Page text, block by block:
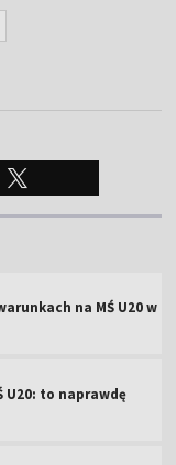
na MŚ U20 w
U20: to naprawdę